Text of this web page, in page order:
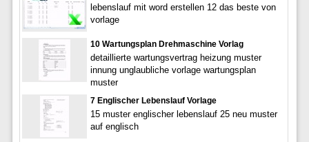
lebenslauf mit word erstellen 12 das beste von
vorlage
10 Wartungsplan Drehmaschine Vorlag
detaillierte wartungsvertrag heizung muster
innung unglaubliche vorlage wartungsplan
muster
7 Englischer Lebenslauf Vorlage
15 muster englischer lebenslauf 25 neu muster
auf englisch